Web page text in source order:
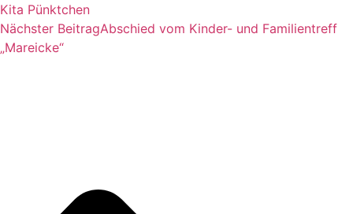
Kita Pünktchen
Nächster BeitragAbschied vom Kinder- und Familientreff
„Mareicke“